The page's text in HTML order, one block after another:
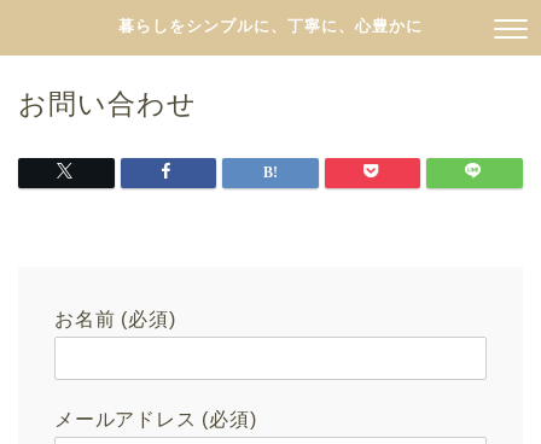
暮らしをシンプルに、丁寧に、心豊かに
お問い合わせ
お名前 (必須)
メールアドレス (必須)